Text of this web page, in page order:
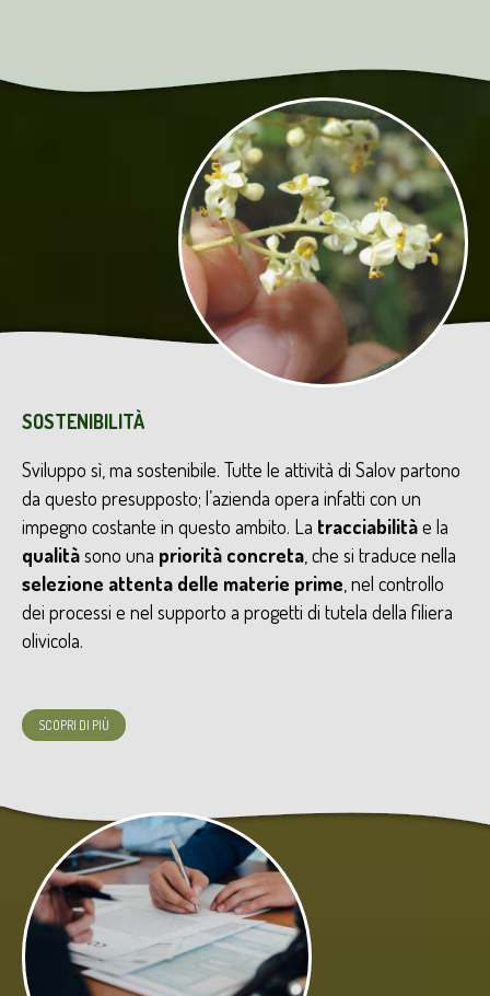
SOSTENIBILITÀ
Sviluppo sì, ma sostenibile. Tutte le attività di Salov partono
da questo presupposto; l’azienda opera infatti con un
impegno costante in questo ambito. La tracciabilitàe la
qualitàsono una priorità concreta , che si traduce nella
selezione attenta delle materie prime , nel controllo
dei processi e nel supporto a progetti di tutela della filiera
olivicola.
SCOPRI DI PIÙ